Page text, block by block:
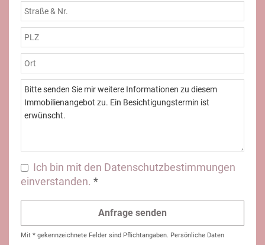
Ich bin mit den Datenschutzbestimmungen
einverstanden. *
Mit * gekennzeichnete Felder sind Pflichtangaben. Persönliche Daten